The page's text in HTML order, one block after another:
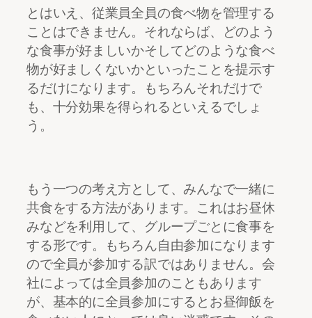
とはいえ、従業員全員の食べ物を管理する
ことはできません。それならば、どのよう
な食事が好ましいかそしてどのような食べ
物が好ましくないかといったことを提示す
るだけになります。もちろんそれだけで
も、十分効果を得られるといえるでしょ
う。
もう一つの考え方として、みんなで一緒に
共食をする方法があります。これはお昼休
みなどを利用して、グループごとに食事を
する形です。もちろん自由参加になります
ので全員が参加する訳ではありません。会
社によっては全員参加のこともあります
が、基本的に全員参加にするとお昼御飯を